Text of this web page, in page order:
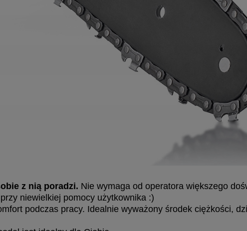
z nią poradzi. Nie wymaga od operatora większego
niewielkiej pomocy użytkownika :)
podczas pracy. Idealnie wyważony środek ciężkości,